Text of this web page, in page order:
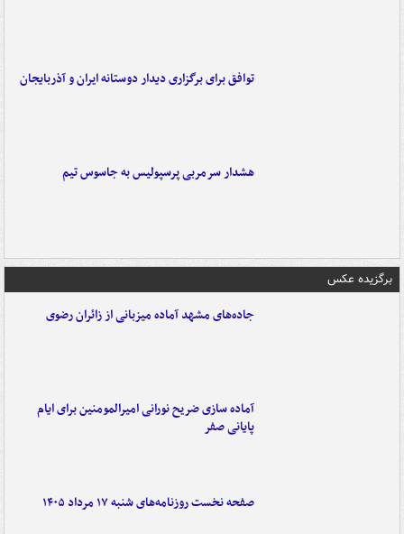
توافق برای برگزاری دیدار دوستانه ایران و آذربایجان
هشدار سرمربی پرسپولیس به جاسوس تیم
برگزیده عکس
جاده‌های مشهد آماده میزبانی از زائران رضوی
آماده سازی ضریح نورانی امیرالمومنین برای ایام
پایانی صفر
صفحه نخست روزنامه‌های شنبه ۱۷ مرداد ۱۴۰۵